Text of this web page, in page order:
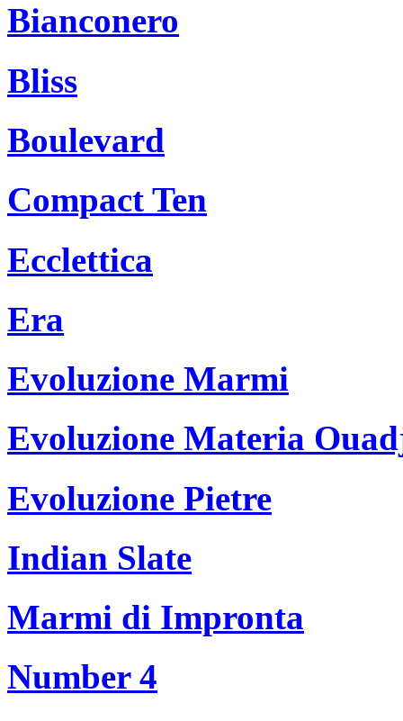
Bianconero
Bliss
Boulevard
Compact Ten
Ecclettica
Era
Evoluzione Marmi
Evoluzione Materia
Evoluzione Pietre
Indian Slate
Marmi di Impronta
Number 4